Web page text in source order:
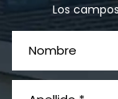
Los